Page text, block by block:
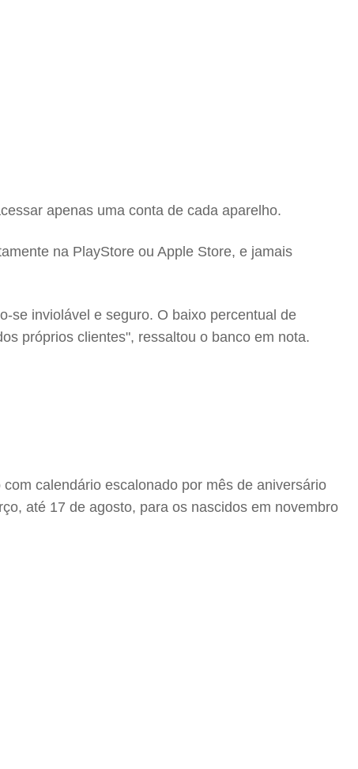
apenas uma conta de cada aparelho.
na PlayStore ou Apple Store, e jamais
se inviolável e seguro. O baixo percentual de
próprios clientes", ressaltou o banco em nota.
calendário escalonado por mês de aniversário
até 17 de agosto, para os nascidos em novembro